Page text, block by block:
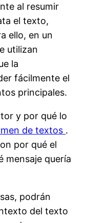
al resumir
el texto,
ello, en un
utilizan
la
fácilmente el
principales.
y por qué lo
de textos .
por qué el
mensaje quería
podrán
del texto